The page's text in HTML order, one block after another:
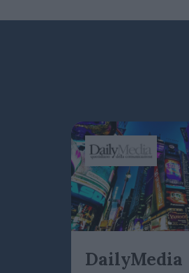
DailyMedia